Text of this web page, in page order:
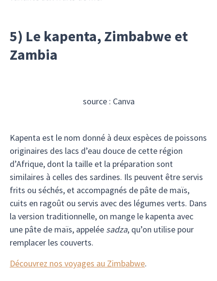
5) Le kapenta, Zimbabwe et
Zambia
source : Canva
Kapenta est le nom donné à deux espèces de poissons
originaires des lacs d’eau douce de cette région
d’Afrique, dont la taille et la préparation sont
similaires à celles des sardines. Ils peuvent être servis
frits ou séchés, et accompagnés de pâte de maïs,
cuits en ragoût ou servis avec des légumes verts. Dans
la version traditionnelle, on mange le kapenta avec
une pâte de maïs, appelée sadza, qu’on utilise pour
remplacer les couverts.
Découvrez nos voyages au Zimbabwe.